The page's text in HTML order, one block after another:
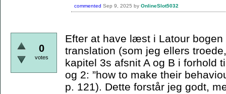
commented Sep 9, 2025 by OnlineSlot5032
0
votes
Efter at have læst i Latour
translation (som jeg ellers
kapitel 3s afsnit A og B i forhold
og 2: ”how to make their
p. 121). Dette forstår jeg godt,